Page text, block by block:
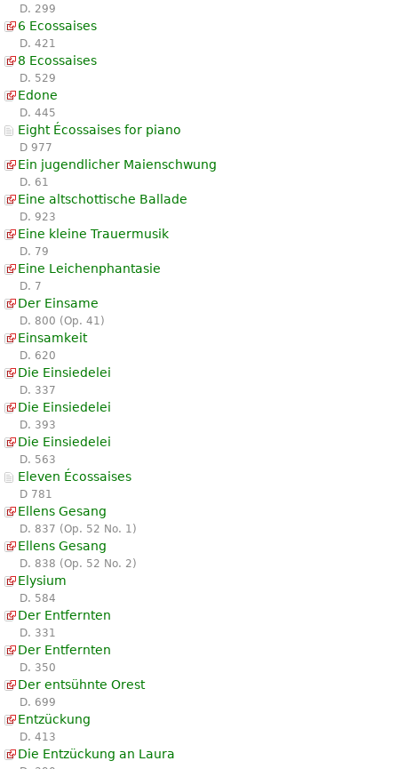
D. 299
6 Ecossaises
D. 421
8 Ecossaises
D. 529
Edone
D. 445
Eight Écossaises for piano
D 977
Ein jugendlicher Maienschwung
D. 61
Eine altschottische Ballade
D. 923
Eine kleine Trauermusik
D. 79
Eine Leichenphantasie
D. 7
Der Einsame
D. 800 (Op. 41)
Einsamkeit
D. 620
Die Einsiedelei
D. 337
Die Einsiedelei
D. 393
Die Einsiedelei
D. 563
Eleven Écossaises
D 781
Ellens Gesang
D. 837 (Op. 52 No. 1)
Ellens Gesang
D. 838 (Op. 52 No. 2)
Elysium
D. 584
Der Entfernten
D. 331
Der Entfernten
D. 350
Der entsühnte Orest
D. 699
Entzückung
D. 413
Die Entzückung an Laura